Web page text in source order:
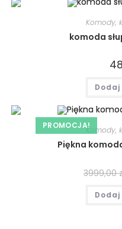
Komody,
komoda
PROMOCJA!Komody,
Piękna
3999,00